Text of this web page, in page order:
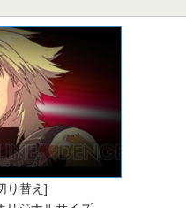
り替え]